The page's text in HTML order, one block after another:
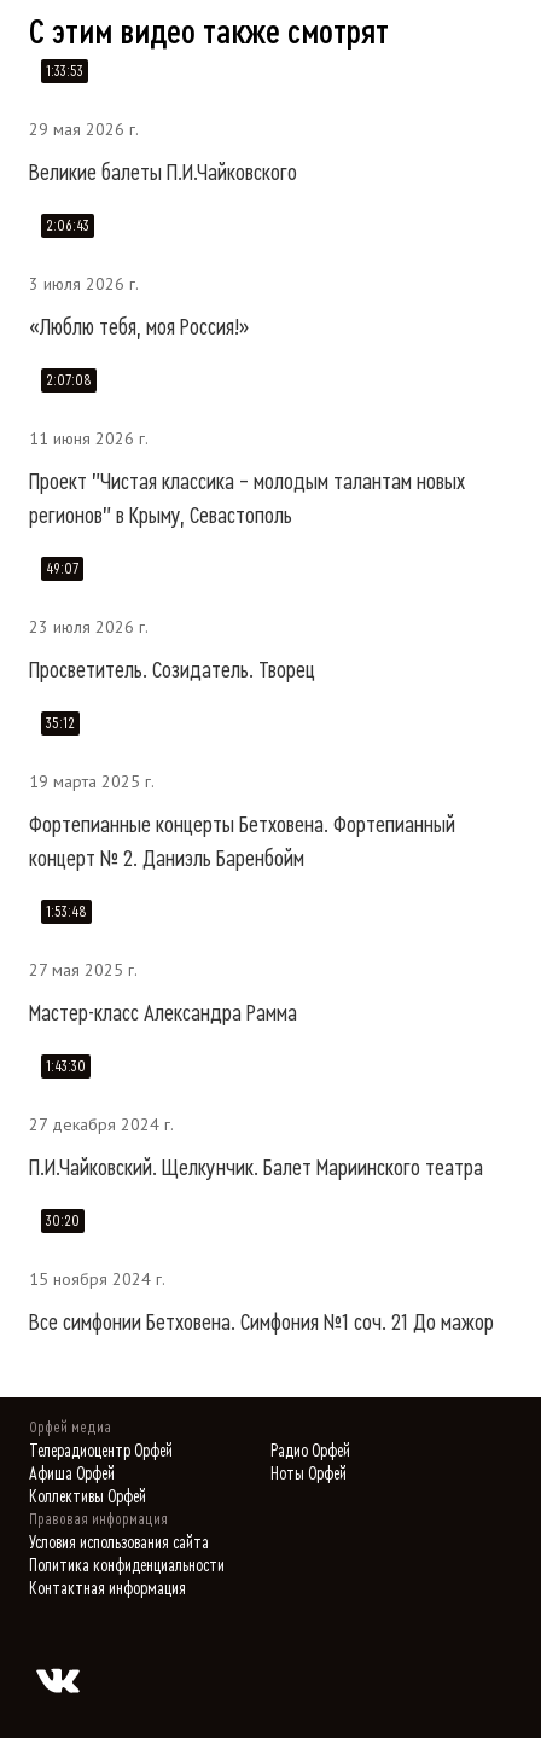
С этим видео также смотрят
1:33:53
29 мая 2026 г.
Великие балеты П.И.Чайковского
2:06:43
3 июля 2026 г.
«Люблю тебя, моя Россия!»
2:07:08
11 июня 2026 г.
Проект "Чистая классика – молодым талантам новых
регионов" в Крыму, Севастополь
49:07
23 июля 2026 г.
Просветитель. Созидатель. Творец
35:12
19 марта 2025 г.
Фортепианные концерты Бетховена. Фортепианный
концерт № 2. Даниэль Баренбойм
1:53:48
27 мая 2025 г.
Мастер-класс Александра Рамма
1:43:30
27 декабря 2024 г.
П.И.Чайковский. Щелкунчик. Балет Мариинского театра
30:20
15 ноября 2024 г.
Все симфонии Бетховена. Симфония №1 соч. 21 До мажор
Орфей медиа
Телерадиоцентр Орфей
Радио Орфей
Афиша Орфей
Ноты Орфей
Коллективы Орфей
Правовая информация
Условия использования сайта
Политика конфиденциальности
Контактная информация